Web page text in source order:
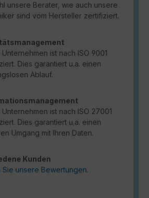
unsere Berater, wie auch unsere
sind vom Hersteller zertifiziert.
Unternehmen ist nach ISO 9001
Dies garantiert u.a. einen
Ablauf.
Unternehmen ist nach ISO 27001
Dies garantiert u.a. einen
Umgang mit Ihren Daten.
Kunden
Sie unsere Bewertungen.